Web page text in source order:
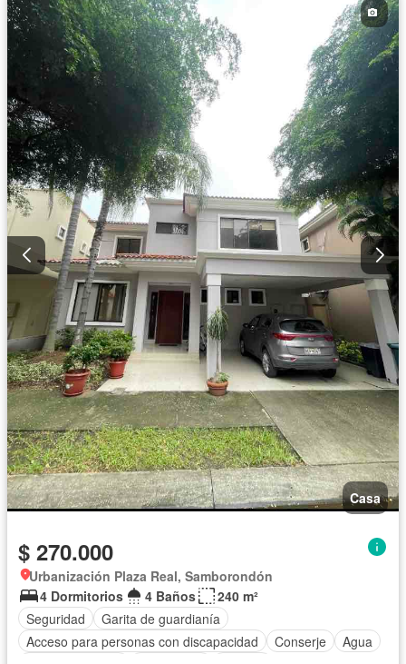
Casa
$ 270.000
Urbanización Plaza Real, Samborondón
4 Dormitorios
4 Baños
240 m²
Seguridad
Garita de guardianía
Acceso para personas con discapacidad
Conserje
Agua